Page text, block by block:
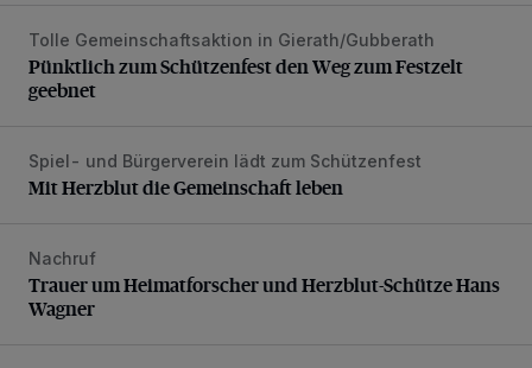
Pünktlich zum Schützenfest den Weg zum Festzelt
Tolle Gemeinschaftsaktion in Gierath/Gubberath
Pünktlich zum Schützenfest den Weg zum Festzelt
geebnet
Mit Herzblut die Gemeinschaft leben
Spiel- und Bürgerverein lädt zum Schützenfest
Mit Herzblut die Gemeinschaft leben
Trauer um Heimatforscher und Herzblut-Schütze Hans
Nachruf
Trauer um Heimatforscher und Herzblut-Schütze Hans
Wagner